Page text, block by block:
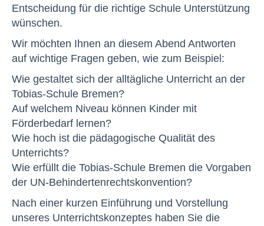
Entscheidung für die richtige Schule Unterstützung
wünschen.
Wir möchten Ihnen an diesem Abend Antworten
auf wichtige Fragen geben, wie zum Beispiel:
Wie gestaltet sich der alltägliche Unterricht an der
Tobias-Schule Bremen?
Auf welchem Niveau können Kinder mit
Förderbedarf lernen?
Wie hoch ist die pädagogische Qualität des
Unterrichts?
Wie erfüllt die Tobias-Schule Bremen die Vorgaben
der UN-Behindertenrechtskonvention?
Nach einer kurzen Einführung und Vorstellung
unseres Unterrichtskonzeptes haben Sie die